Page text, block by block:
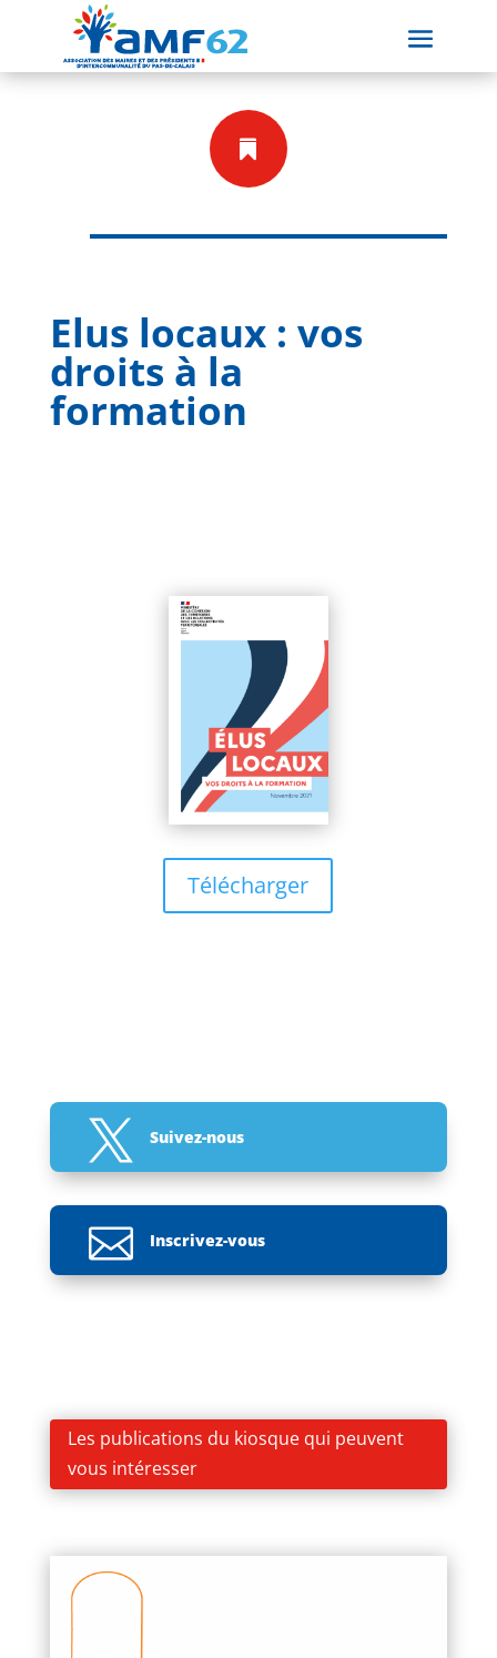

Elus locaux : vos
droits à la
formation
Télécharger
 Suivez-nous
 Inscrivez-vous
Les publications du kiosque qui peuvent
vous intéresser